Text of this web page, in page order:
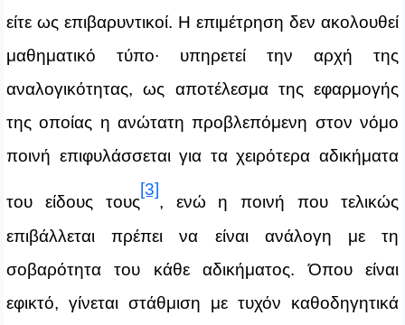
είτε ως επιβαρυντικοί. Η επιμέτρηση δεν ακολουθεί
μαθηματικό τύπο∙ υπηρετεί την αρχή της
αναλογικότητας, ως αποτέλεσμα της εφαρμογής
της οποίας η ανώτατη προβλεπόμενη στον νόμο
ποινή επιφυλάσσεται για τα χειρότερα αδικήματα
του είδους τους
[3]
, ενώ η ποινή που τελικώς
επιβάλλεται πρέπει να είναι ανάλογη με τη
σοβαρότητα του κάθε αδικήματος. Όπου είναι
εφικτό, γίνεται στάθμιση με τυχόν καθοδηγητικά